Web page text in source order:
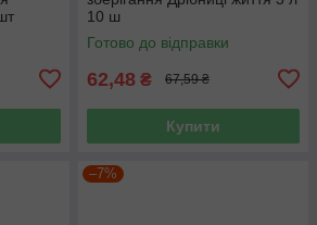
10 ш
Готово до відправки
62,48 ₴ 67,59 ₴
Купити
–7%